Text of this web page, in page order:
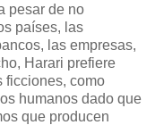
pesar de no
países, las
las empresas,
Harari prefiere
ficciones, como
humanos dado que
que producen